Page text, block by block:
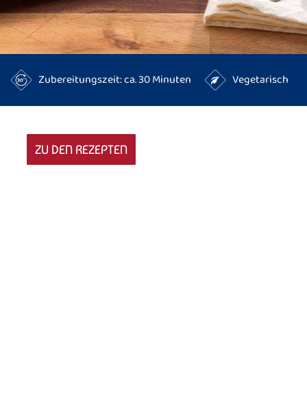
Zubereitungszeit: ca. 30 Minuten Vegetarisch
ZU DEN REZEPTEN